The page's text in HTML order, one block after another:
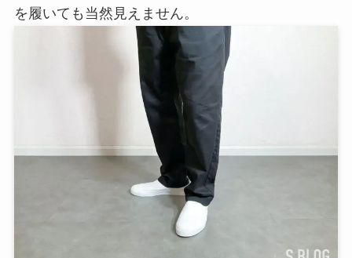
を履いても当然見えません。